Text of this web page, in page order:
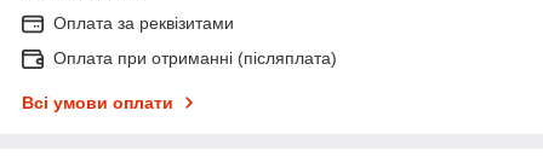
Оплата за реквізитами
Оплата при отриманні (післяплата)
Всі умови оплати